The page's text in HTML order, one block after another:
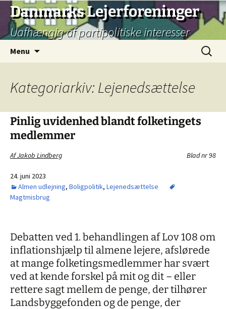
Hop
indhold
Danmarks Lejerforeninger
Uafhængig af partipolitiske interesser
Menu
Søg
efter:
Kategoriarkiv: Lejenedsættelse
Pinlig uvidenhed blandt folketingets
medlemmer
Af Jakob Lindberg Blad nr 98
24. juni 2023
Almen udlejning, Boligpolitik, Lejenedsættelse
Magtmisbrug
Debatten ved 1. behandlingen af Lov 108 om
inflationshjælp til almene lejere, afslørede
at mange folketingsmedlemmer har svært
ved at kende forskel på mit og dit – eller
rettere sagt mellem de penge, der tilhører
Landsbyggefonden og de penge, der